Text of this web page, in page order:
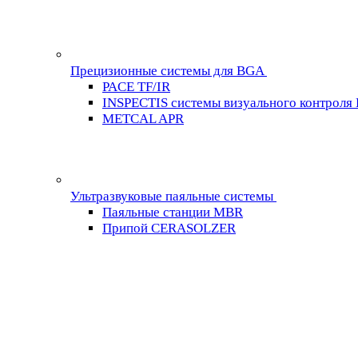
Прецизионные системы для BGA
PACE TF/IR
INSPECTIS системы визуального контроля
METCAL APR
Ультразвуковые паяльные системы
Паяльные станции MBR
Припой CERASOLZER